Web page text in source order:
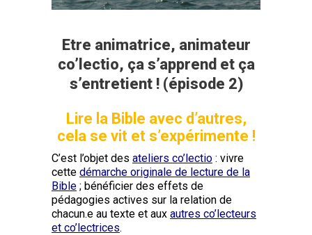
Etre animatrice, animateur
co’lectio, ça s’apprend et ça
s’entretient ! (épisode 2)
Lire la Bible avec d’autres,
cela se vit et s’expérimente !
C’est l’objet des ateliers co’lectio : vivre
cette démarche originale de lecture de la
Bible ; bénéficier des effets de
pédagogies actives sur la relation de
chacun.e au texte et aux autres co’lecteurs
et co’lectrices.